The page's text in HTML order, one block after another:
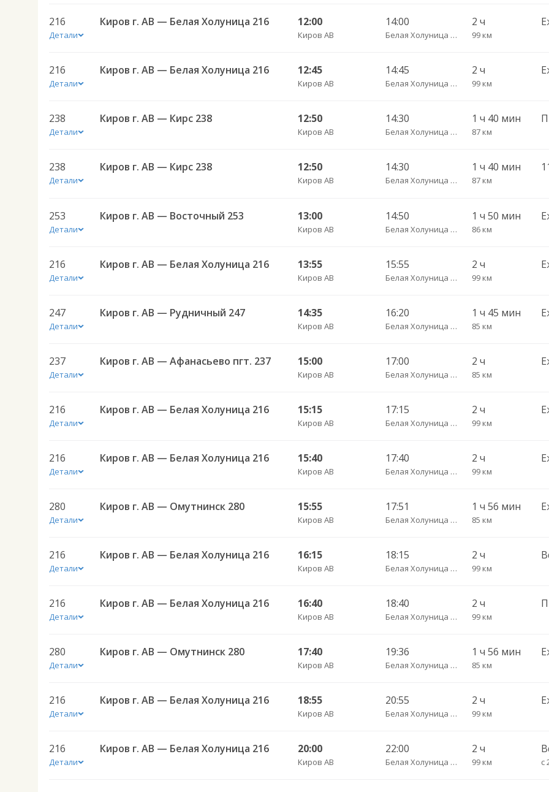
216
Детали
Киров г. АВ — Белая Холуница 216 12:00
Киров АВ
14:00
Белая Холуница АС
2 ч
99 км
216
Детали
Киров г. АВ — Белая Холуница 216 12:45
Киров АВ
14:45
Белая Холуница АС
2 ч
99 км
238
Детали
Киров г. АВ — Кирс 238 12:50
Киров АВ
14:30
Белая Холуница АС
1 ч 40 мин
87 км
238
Детали
Киров г. АВ — Кирс 238 12:50
Киров АВ
14:30
Белая Холуница АС
1 ч 40 мин
87 км
253
Детали
Киров г. АВ — Восточный 253 13:00
Киров АВ
14:50
Белая Холуница АС
1 ч 50 мин
86 км
216
Детали
Киров г. АВ — Белая Холуница 216 13:55
Киров АВ
15:55
Белая Холуница АС
2 ч
99 км
247
Детали
Киров г. АВ — Рудничный 247 14:35
Киров АВ
16:20
Белая Холуница АС
1 ч 45 мин
85 км
237
Детали
Киров г. АВ — Афанасьево пгт. 237 15:00
Киров АВ
17:00
Белая Холуница АС
2 ч
85 км
216
Детали
Киров г. АВ — Белая Холуница 216 15:15
Киров АВ
17:15
Белая Холуница АС
2 ч
99 км
216
Детали
Киров г. АВ — Белая Холуница 216 15:40
Киров АВ
17:40
Белая Холуница АС
2 ч
99 км
280
Детали
Киров г. АВ — Омутнинск 280 15:55
Киров АВ
17:51
Белая Холуница АС
1 ч 56 мин
85 км
216
Детали
Киров г. АВ — Белая Холуница 216 16:15
Киров АВ
18:15
Белая Холуница АС
2 ч
99 км
216
Детали
Киров г. АВ — Белая Холуница 216 16:40
Киров АВ
18:40
Белая Холуница АС
2 ч
99 км
280
Детали
Киров г. АВ — Омутнинск 280 17:40
Киров АВ
19:36
Белая Холуница АС
1 ч 56 мин
85 км
216
Детали
Киров г. АВ — Белая Холуница 216 18:55
Киров АВ
20:55
Белая Холуница АС
2 ч
99 км
216
Детали
Киров г. АВ — Белая Холуница 216 20:00
Киров АВ
22:00
Белая Холуница АС
2 ч
99 км с